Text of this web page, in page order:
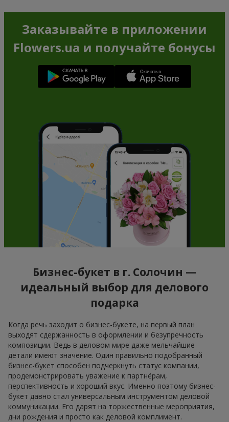
Заказывайте в приложении
Flowers.ua и получайте бонусы
Бизнес-букет в г. Солочин —
идеальный выбор для делового
подарка
Когда речь заходит о бизнес-букете, на первый план
выходят сдержанность в оформлении и безупречность
композиции. Ведь в деловом мире даже мельчайшие
детали имеют значение. Один правильно подобранный
бизнес-букет способен подчеркнуть статус компании,
продемонстрировать уважение к партнёрам,
перспективность и хороший вкус. Именно поэтому бизнес-
букет давно стал универсальным инструментом деловой
коммуникации. Его дарят на торжественные мероприятия,
дни рождения и просто как деловой комплимент.